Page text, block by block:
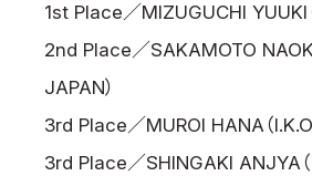
1st Place／MIZUGUCHI YUUKI
2nd Place／SAKAMOTO
JAPAN）
3rd Place／MUROI HANA（
3rd Place／SHINGAKI ANJYA